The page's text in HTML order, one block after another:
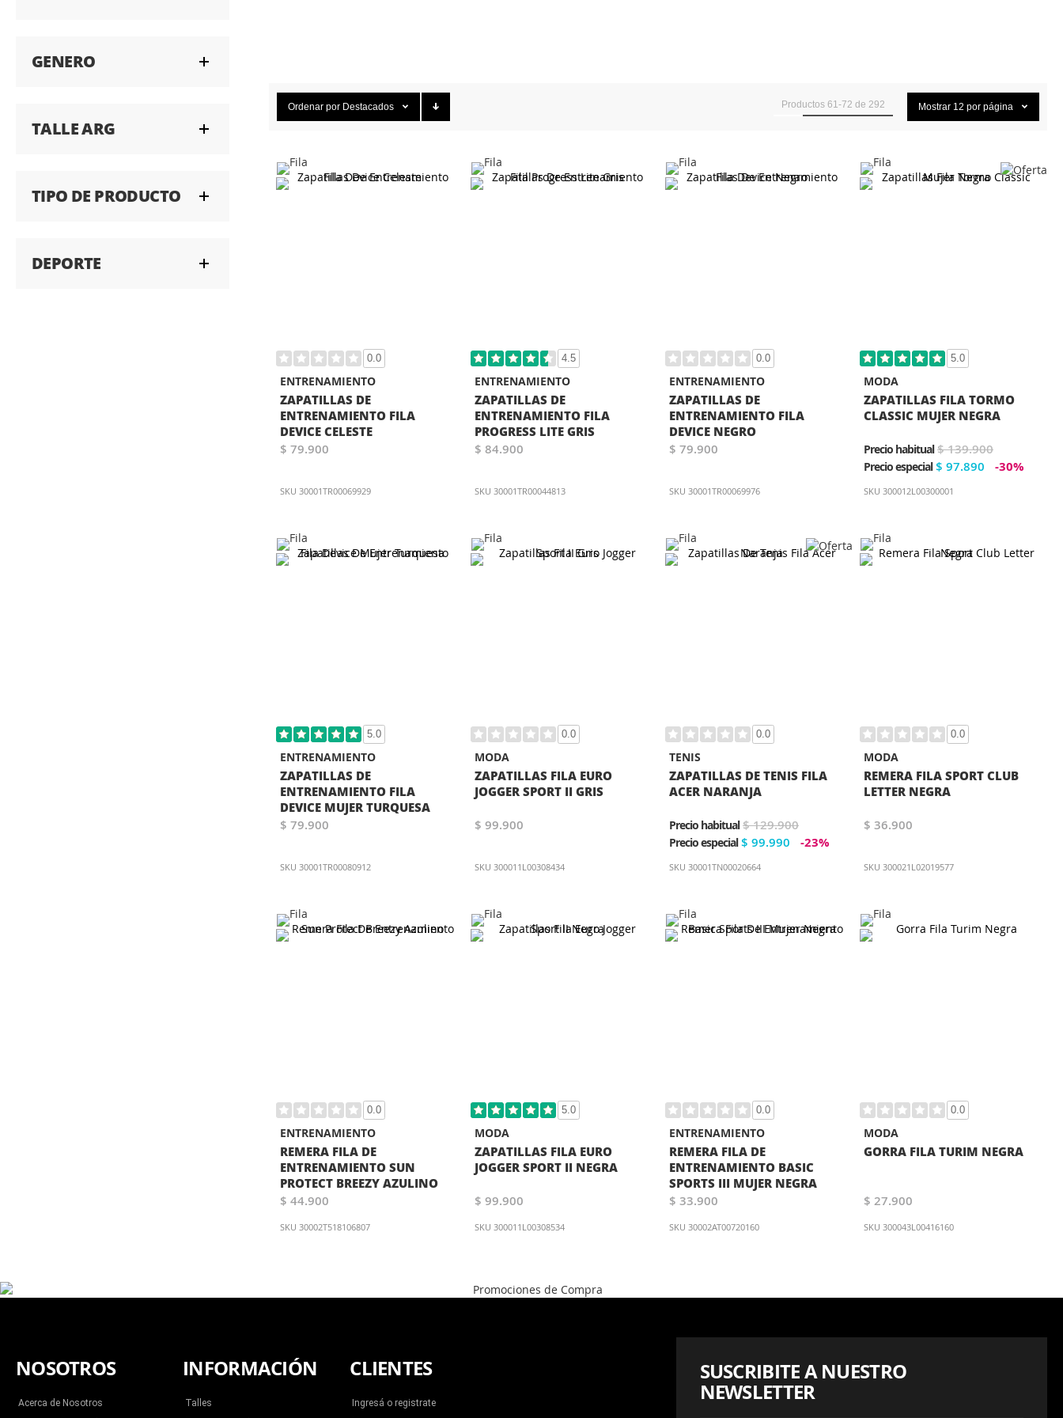
Ordenar por Destacados Productos 61 -72 de 292 Mostrar 12 por página
0.0
ENTRENAMIENTO
ZAPATILLAS DE
ENTRENAMIENTO FILA
DEVICE CELESTE
$ 79.900
SKU 30001TR00069929
4.5
ENTRENAMIENTO
ZAPATILLAS DE
ENTRENAMIENTO FILA
PROGRESS LITE GRIS
$ 84.900
SKU 30001TR00044813
0.0
ENTRENAMIENTO
ZAPATILLAS DE
ENTRENAMIENTO FILA
DEVICE NEGRO
$ 79.900
SKU 30001TR00069976
5.0
MODA
ZAPATILLAS FILA TORMO
CLASSIC MUJER NEGRA
Precio habitual $ 139.900
Precio especial $ 97.890 -30%
SKU 300012L00300001
5.0
ENTRENAMIENTO
ZAPATILLAS DE
ENTRENAMIENTO FILA
DEVICE MUJER TURQUESA
$ 79.900
SKU 30001TR00080912
0.0
MODA
ZAPATILLAS FILA EURO
JOGGER SPORT II GRIS
$ 99.900
SKU 300011L00308434
0.0
TENIS
ZAPATILLAS DE TENIS FILA
ACER NARANJA
Precio habitual $ 129.900
Precio especial $ 99.990 -23%
SKU 30001TN00020664
0.0
MODA
REMERA FILA SPORT CLUB
LETTER NEGRA
$ 36.900
SKU 300021L02019577
0.0
ENTRENAMIENTO
REMERA FILA DE
ENTRENAMIENTO SUN
PROTECT BREEZY AZULINO
$ 44.900
SKU 30002T518106807
5.0
MODA
ZAPATILLAS FILA EURO
JOGGER SPORT II NEGRA
$ 99.900
SKU 300011L00308534
0.0
ENTRENAMIENTO
REMERA FILA DE
ENTRENAMIENTO BASIC
SPORTS III MUJER NEGRA
$ 33.900
SKU 30002AT00720160
0.0
MODA
GORRA FILA TURIM NEGRA
$ 27.900
SKU 300043L00416160
GENERO
TALLE ARG
TIPO DE PRODUCTO
DEPORTE
SUSCRIBITE A NUESTRO
NEWSLETTER
NOSOTROS
Acerca de Nosotros
INFORMACIÓN
Talles
CLIENTES
Ingresá o registrate